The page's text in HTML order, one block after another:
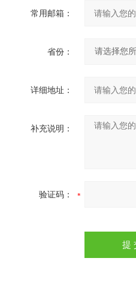
常用邮箱：
省份：
详细地址：
补充说明：
验证码：